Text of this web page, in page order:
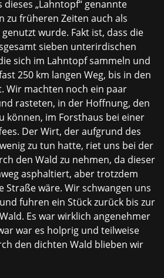
dieses „Lahntopf“ genannte
zu früheren Zeiten auch als
wurde. Fakt ist, dass die
sieben unterirdischen
sich im Lahntopf sammeln und
250 km langen Weg, bis in den
Wir machten noch ein paar
rasteten, in der Hoffnung, den
können, im Forsthaus bei einer
Der Wirt, der aufgrund des
zu tun hatte, riet uns bei der
den Wald zu nehmen, da dieser
asphaltiert, aber trotzdem
Straße wäre. Wir schwangen uns
fuhren ein Stück zurück bis zur
Es war wirklich angenehmer
war es holprig und teilweise
den dichten Wald blieben wir